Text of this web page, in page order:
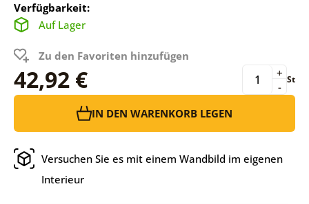
Verfügbarkeit:
Auf Lager
Zu den Favoriten hinzufügen
42,92 € -
+ St
IN DEN WARENKORB LEGEN
Versuchen Sie es mit einem Wandbild im eigenen
Interieur